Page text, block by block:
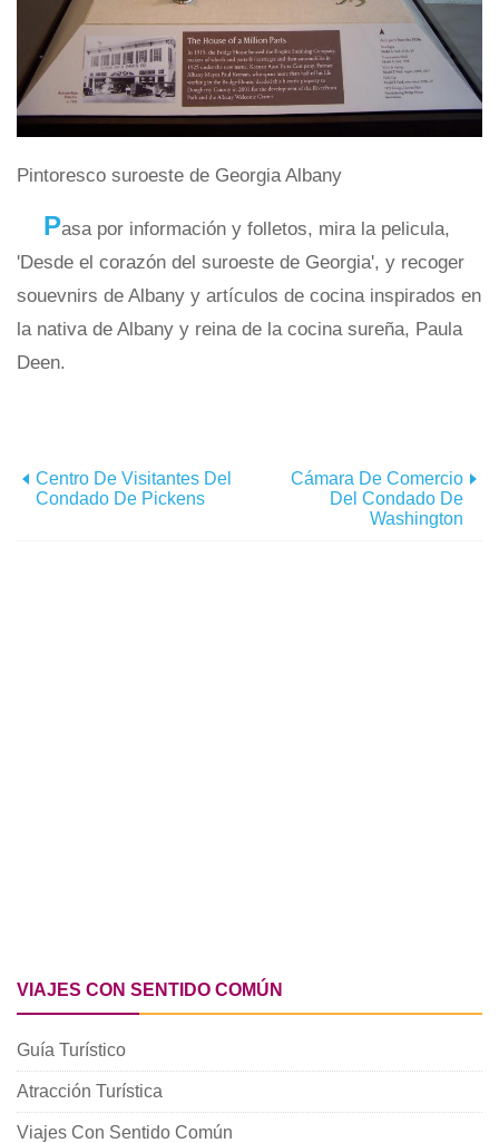
Pintoresco suroeste de Georgia Albany
Pasa por información y folletos, mira la pelicula,
'Desde el corazón del suroeste de Georgia', y recoger
souevnirs de Albany y artículos de cocina inspirados en
la nativa de Albany y reina de la cocina sureña, Paula
Deen.
Centro De Visitantes Del
Condado De Pickens
Cámara De Comercio
Del Condado De
Washington
VIAJES CON SENTIDO COMÚN
Guía Turístico
Atracción Turística
Viajes Con Sentido Común